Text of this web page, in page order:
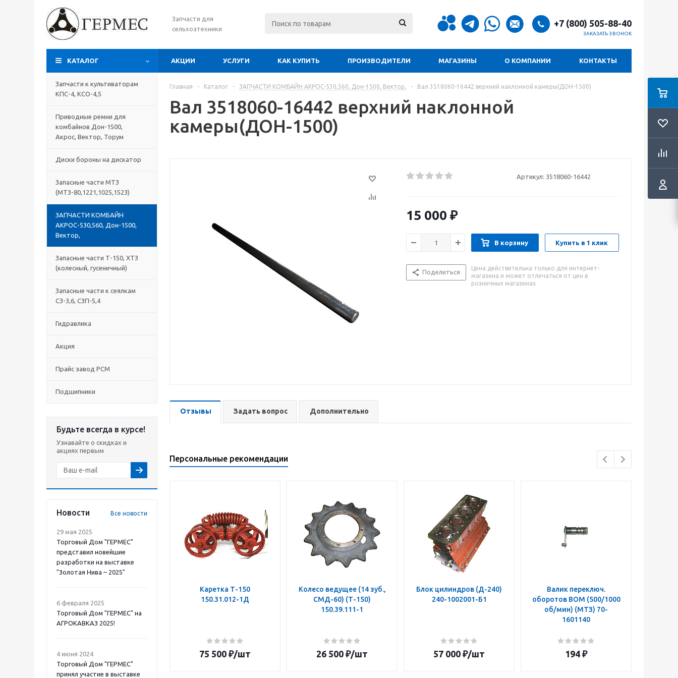
Запчасти для
сельхозтехники
+7 (800) 505-88-40
ЗАКАЗАТЬ ЗВОНОК
КАТАЛОГ АКЦИИ УСЛУГИ КАК КУПИТЬ ПРОИЗВОДИТЕЛИ МАГАЗИНЫ О КОМПАНИИ КОНТАКТЫ
Запчасти к культиваторам
КПС-4, КСО-4,5
Приводные ремни для
комбайнов Дон-1500,
Акрос, Вектор, Торум
Диски бороны на дискатор
Запасные части МТЗ
(МТЗ-80,1221,1025,1523)
ЗАПЧАСТИ КОМБАЙН
АКРОС-530,560, Дон-1500,
Вектор,
Запасные части Т-150, ХТЗ
(колесный, гусеничный)
Запасные части к сеялкам
СЗ-3,6, СЗП-5,4
Гидравлика
Акция
Прайс завод РСМ
Подшипники
Будьте всегда в курсе!
Узнавайте о скидках и
акциях первым
Новости Все новости
29 мая 2025
Торговый Дом "ГЕРМЕС"
представил новейшие
разработки на выставке
"Золотая Нива – 2025"
6 февраля 2025
Торговый Дом "ГЕРМЕС" на
АГРОКАВКАЗ 2025!
4 июня 2024
Торговый Дом "ГЕРМЕС"
принял участие в выставке
Главная - Каталог - ЗАПЧАСТИ КОМБАЙН АКРОС-530,560, Дон-1500, Вектор, - Вал 3518060-16442 верхний наклонной камеры(ДОН-1500)
Вал 3518060-16442 верхний наклонной
камеры(ДОН-1500)
Артикул: 3518060-16442
15 000 ₽
В корзину Купить в 1 клик
Поделиться
Цена действительна только для интернет-
магазина и может отличаться от цен в
розничных магазинах
Отзывы Задать вопрос Дополнительно
Персональные рекомендации
Каретка Т-150
150.31.012-1Д
75 500 ₽/шт
Колесо ведущее (14 зуб.,
СМД-60) (Т-150)
150.39.111-1
26 500 ₽/шт
Блок цилиндров (Д-240)
240-1002001-Б1
57 000 ₽/шт
Валик переключ.
оборотов ВОМ (500/1000
об/мин) (МТЗ) 70-
1601140
194 ₽